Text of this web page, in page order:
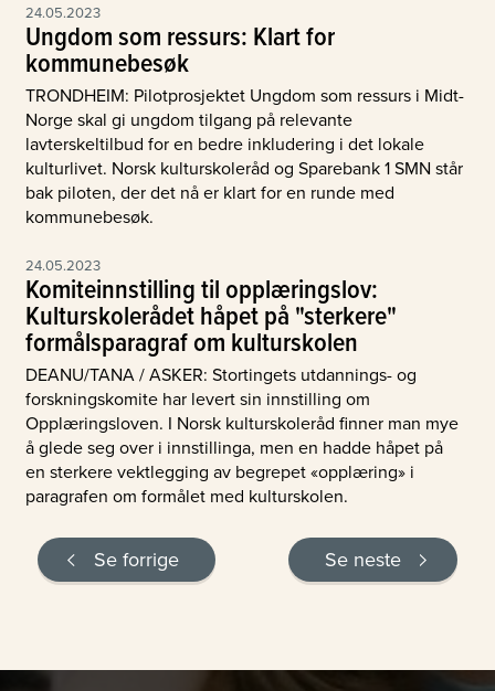
24.05.2023
Ungdom som ressurs: Klart for
kommunebesøk
TRONDHEIM: Pilotprosjektet Ungdom som ressurs i Midt-
Norge skal gi ungdom tilgang på relevante
lavterskeltilbud for en bedre inkludering i det lokale
kulturlivet. Norsk kulturskoleråd og Sparebank 1 SMN står
bak piloten, der det nå er klart for en runde med
kommunebesøk.
24.05.2023
Komiteinnstilling til opplæringslov:
Kulturskolerådet håpet på "sterkere"
formålsparagraf om kulturskolen
DEANU/TANA / ASKER: Stortingets utdannings- og
forskningskomite har levert sin innstilling om
Opplæringsloven. I Norsk kulturskoleråd finner man mye
å glede seg over i innstillinga, men en hadde håpet på
en sterkere vektlegging av begrepet «opplæring» i
paragrafen om formålet med kulturskolen.
Se forrige Se neste